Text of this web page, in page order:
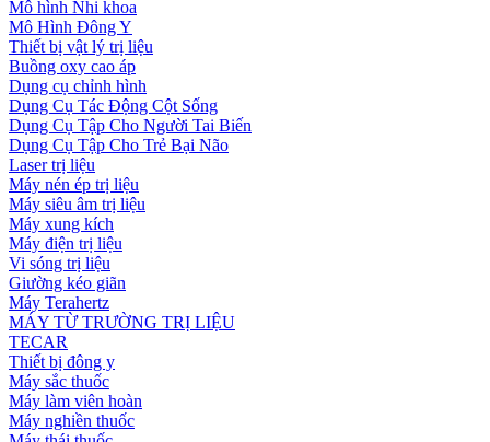
Mô hình Nhi khoa
Mô Hình Đông Y
Thiết bị vật lý trị liệu
Buồng oxy cao áp
Dụng cụ chỉnh hình
Dụng Cụ Tác Động Cột Sống
Dụng Cụ Tập Cho Người Tai Biến
Dụng Cụ Tập Cho Trẻ Bại Não
Laser trị liệu
Máy nén ép trị liệu
Máy siêu âm trị liệu
Máy xung kích
Máy điện trị liệu
Vi sóng trị liệu
Giường kéo giãn
Máy Terahertz
MÁY TỪ TRƯỜNG TRỊ LIỆU
TECAR
Thiết bị đông y
Máy sắc thuốc
Máy làm viên hoàn
Máy nghiền thuốc